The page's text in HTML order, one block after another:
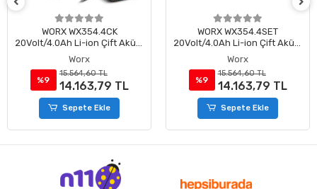
WORX WX354.4SET
20Volt/4.0Ah Li-ion Çift Akülü
Kömürsüz Profesyonel Şarjlı
Darbeli Matkap + DA01903
201 Parça Delme/Vidalama
Uç Seti
Worx
%9
15.564,60 TL
14.163,79 TL
Sepete Ekle
WORX WX265 20Volt 2.0Ah Li-
ion Çift Akülü 200Nm
Kömürsüz Profesyonel Şarjlı
Darbeli Tornavida
Worx
%9
11.782,80 TL
10.722,35 TL
Sepete Ekle